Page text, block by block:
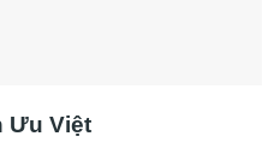
Ưu Việt